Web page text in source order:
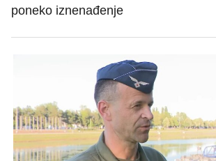
poneko iznenađenje